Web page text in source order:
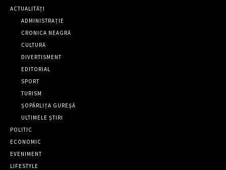
ACTUALITĂȚI
ADMINISTRAȚIE
CRONICA NEAGRĂ
CULTURĂ
DIVERTISMENT
EDITORIAL
SPORT
TURISM
ȘOPÂRLIȚA GUREȘĂ
ULTIMELE ȘTIRI
POLITIC
ECONOMIC
EVENIMENT
LIFESTYLE